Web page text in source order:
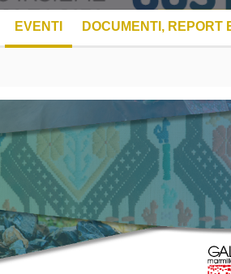
EVENTI DOCUMENTI, REPORT